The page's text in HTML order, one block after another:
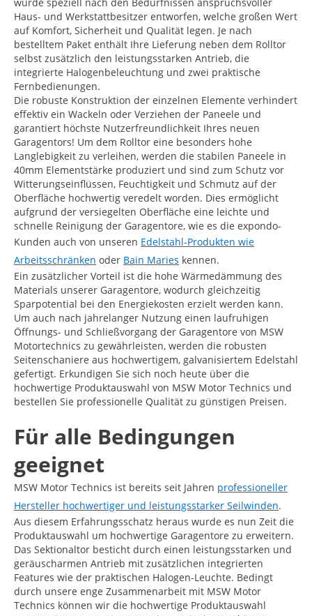
Haus- und Werkstattbesitzer entworfen, welche großen Wert
auf Komfort, Sicherheit und Qualität legen. Je nach
bestelltem Paket enthält Ihre Lieferung neben dem Rolltor
selbst zusätzlich den leistungsstarken Antrieb, die
integrierte Halogenbeleuchtung und zwei praktische
Fernbedienungen.
Die robuste Konstruktion der einzelnen Elemente verhindert
effektiv ein Wackeln oder Verziehen der Paneele und
garantiert höchste Nutzerfreundlichkeit Ihres neuen
Garagentors! Um dem Rolltor eine besonders hohe
Langlebigkeit zu verleihen, werden die stabilen Paneele in
40mm Elementstärke produziert und sind zum Schutz vor
Witterungseinflüssen, Feuchtigkeit und Schmutz auf der
Oberfläche hochwertig veredelt worden. Dies ermöglicht
aufgrund der versiegelten Oberfläche eine leichte und
schnelle Reinigung der Garagentore, wie es die expondo-
Kunden auch von unseren Edelstahl-Produkten wie
Arbeitsschränken oder Bain Maries kennen.
Ein zusätzlicher Vorteil ist die hohe Wärmedämmung des
Materials unserer Garagentore, wodurch gleichzeitig
Sparpotential bei den Energiekosten erzielt werden kann.
Um auch nach jahrelanger Nutzung einen laufruhigen
Öffnungs- und Schließvorgang der Garagentore von MSW
Motortechnics zu gewährleisten, werden die robusten
Seitenschaniere aus hochwertigem, galvanisiertem Edelstahl
gefertigt. Erkundigen Sie sich noch heute über die
hochwertige Produktauswahl von MSW Motor Technics und
bestellen Sie professionelle Qualität zu günstigen Preisen.
Für alle Bedingungen
geeignet
MSW Motor Technics ist bereits seit Jahren professioneller
Hersteller hochwertiger und leistungsstarker Seilwinden.
Aus diesem Erfahrungsschatz heraus wurde es nun Zeit die
Produktauswahl um hochwertige Garagentore zu erweitern.
Das Sektionaltor besticht durch einen leistungsstarken und
geräuscharmen Antrieb mit zusätzlichen integrierten
Features wie der praktischen Halogen-Leuchte. Bedingt
durch unsere enge Zusammenarbeit mit MSW Motor
Technics können wir die hochwertige Produktauswahl